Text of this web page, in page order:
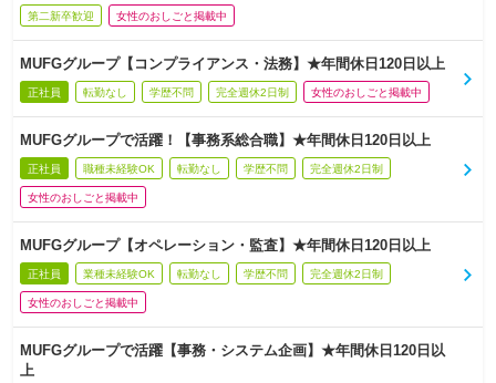
第二新卒歓迎 女性のおしごと掲載中
MUFGグループ【コンプライアンス・法務】★年間休日120日以上
正社員 転勤なし 学歴不問 完全週休2日制 女性のおしごと掲載中
MUFGグループで活躍！【事務系総合職】★年間休日120日以上
正社員 職種未経験OK 転勤なし 学歴不問 完全週休2日制
女性のおしごと掲載中
MUFGグループ【オペレーション・監査】★年間休日120日以上
正社員 業種未経験OK 転勤なし 学歴不問 完全週休2日制
女性のおしごと掲載中
MUFGグループで活躍【事務・システム企画】★年間休日120日以
上